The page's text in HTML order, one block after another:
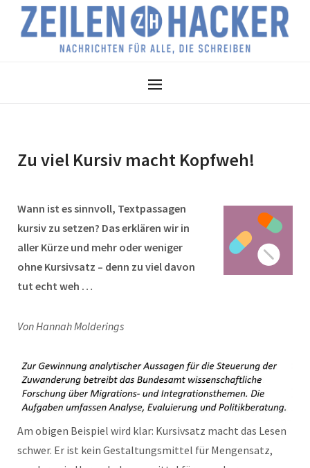
Zu viel Kursiv macht Kopfweh!
Wann ist es sinnvoll, Textpassagen
kursiv zu setzen? Das erklären wir in
aller Kürze und mehr oder weniger
ohne Kursivsatz – denn zu viel davon
tut echt weh …
Von Hannah Molderings
Am obigen Beispiel wird klar: Kursivsatz macht das Lesen
schwer. Er ist kein Gestaltungsmittel für Mengensatz,